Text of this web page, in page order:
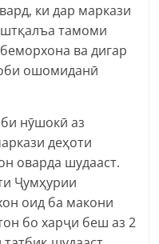
ки дар маркази
тамоми
ва дигар
ошомиданӣ
нӯшокӣ аз
деҳоти
оварда шудааст.
Ҷумҳурии
оид ба макони
бо харҷи беш аз 2